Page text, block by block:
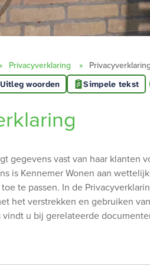
Privacyverklaring
Uitleg woorden Simpele tekst
gegevens vast van haar klanten
is Kennemer Wonen aan
te passen. In de
het verstrekken en gebruiken
vindt u bij gerelateerde